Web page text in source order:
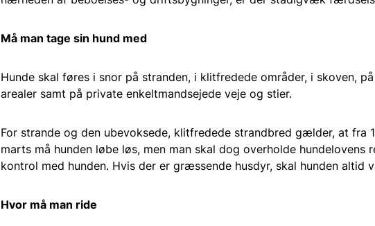
Må man tage sin hund med
Hunde skal føres i snor på stranden, i klitfredede områder, i skoven,
arealer samt på private enkeltmandsejede veje og stier.
For strande og den ubevoksede, klitfredede strandbred gælder, at fra
marts må hunden løbe løs, men man skal dog overholde hundelovens
kontrol med hunden. Hvis der er græssende husdyr, skal hunden altid
Hvor må man ride